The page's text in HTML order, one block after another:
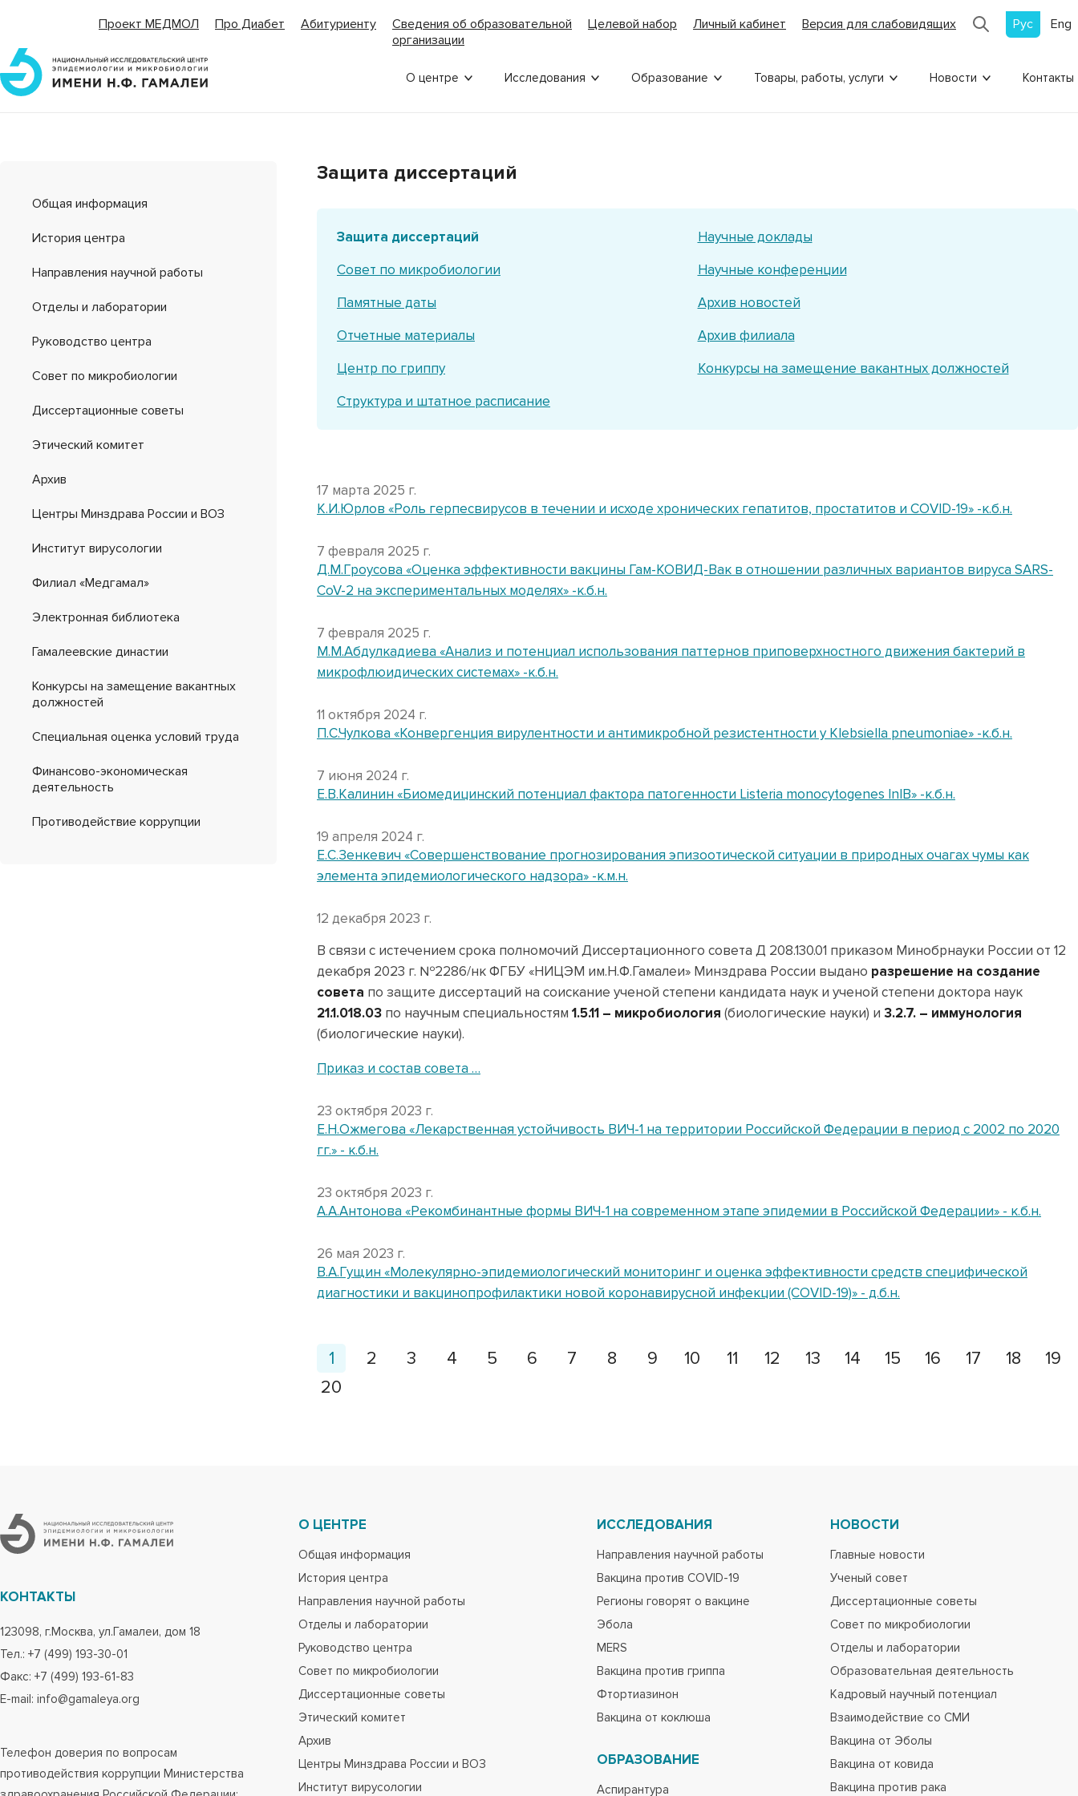
Проект МЕДМОЛ Про Диабет Абитуриенту
Сведения об образовательной
организации
Целевой набор Личный кабинет Версия для слабовидящих Рус Eng
О центре Исследования Образование Товары, работы, услуги Новости Контакты
Общая информация
История центра
Направления научной работы
Отделы и лаборатории
Руководство центра
Совет по микробиологии
Диссертационные советы
Этический комитет
Архив
Центры Минздрава России и ВОЗ
Институт вирусологии
Филиал «Медгамал»
Электронная библиотека
Гамалеевские династии
Конкурсы на замещение вакантных
должностей
Специальная оценка условий труда
Финансово-экономическая
деятельность
Противодействие коррупции
Защита диссертаций
Защита диссертаций
Научные доклады
Совет по микробиологии
Научные конференции
Памятные даты
Архив новостей
Отчетные материалы
Архив филиала
Центр по гриппу
Конкурсы на замещение вакантных должностей
Структура и штатное расписание
17 марта 2025 г.
К.И.Юрлов «Роль герпесвирусов в течении и исходе хронических гепатитов, простатитов и COVID-19» -к.б.н.
7 февраля 2025 г.
Д.М.Гроусова «Оценка эффективности вакцины Гам-КОВИД-Вак в отношении различных вариантов вируса SARS-
CoV-2 на экспериментальных моделях» -к.б.н.
7 февраля 2025 г.
М.М.Абдулкадиева «Анализ и потенциал использования паттернов приповерхностного движения бактерий в
микрофлюидических системах» -к.б.н.
11 октября 2024 г.
П.С.Чулкова «Конвергенция вирулентности и антимикробной резистентности у Klebsiella pneumoniae» -к.б.н.
7 июня 2024 г.
Е.В.Калинин «Биомедицинский потенциал фактора патогенности Listeria monocytogenes InlB» -к.б.н.
19 апреля 2024 г.
Е.С.Зенкевич «Совершенствование прогнозирования эпизоотической ситуации в природных очагах чумы как
элемента эпидемиологического надзора» -к.м.н.
12 декабря 2023 г.
В связи с истечением срока полномочий Диссертационного совета Д 208.130.01 приказом Минобрнауки России от 12
декабря 2023 г. №2286/нк ФГБУ «НИЦЭМ им.Н.Ф.Гамалеи» Минздрава России выдано разрешение на создание
совета по защите диссертаций на соискание ученой степени кандидата наук и ученой степени доктора наук
21.1.018.03 по научным специальностям 1.5.11 – микробиология (биологические науки) и 3.2.7. – иммунология
(биологические науки).
Приказ и состав совета …
23 октября 2023 г.
Е.Н.Ожмегова «Лекарственная устойчивость ВИЧ-1 на территории Российской Федерации в период с 2002 по 2020
гг.» - к.б.н.
23 октября 2023 г.
А.А.Антонова «Рекомбинантные формы ВИЧ-1 на современном этапе эпидемии в Российской Федерации» - к.б.н.
26 мая 2023 г.
В.А.Гущин «Молекулярно-эпидемиологический мониторинг и оценка эффективности средств специфической
диагностики и вакцинопрофилактики новой коронавирусной инфекции (COVID-19)» - д.б.н.
1 2 3 4 5 6 7 8 9 10 11 12 13 14 15 16 17 18
19
20
КОНТАКТЫ
123098, г.Москва, ул.Гамалеи, дом 18
Тел.: +7 (499) 193-30-01
Факс: +7 (499) 193-61-83
E-mail: info@gamaleya.org
Телефон доверия по вопросам
противодействия коррупции Министерства
О ЦЕНТРЕ
Общая информация
История центра
Направления научной работы
Отделы и лаборатории
Руководство центра
Совет по микробиологии
Диссертационные советы
Этический комитет
Архив
Центры Минздрава России и ВОЗ
Институт вирусологии
ИССЛЕДОВАНИЯ
Направления научной работы
Вакцина против COVID-19
Регионы говорят о вакцине
Эбола
MERS
Вакцина против гриппа
Фтортиазинон
Вакцина от коклюша
ОБРАЗОВАНИЕ
Аспирантура
НОВОСТИ
Главные новости
Ученый совет
Диссертационные советы
Совет по микробиологии
Отделы и лаборатории
Образовательная деятельность
Кадровый научный потенциал
Взаимодействие со СМИ
Вакцина от Эболы
Вакцина от ковида
Вакцина против рака